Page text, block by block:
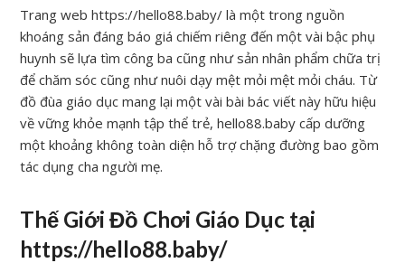
Trang web https://hello88.baby/ là một trong nguồn
khoáng sản đáng báo giá chiếm riêng đến một vài bậc phụ
huynh sẽ lựa tìm công ba cũng như sản nhân phẩm chữa trị
để chăm sóc cũng như nuôi dạy mệt mỏi mệt mỏi cháu. Từ
đồ đùa giáo dục mang lại một vài bài bác viết này hữu hiệu
về vững khỏe mạnh tập thể trẻ, hello88.baby cấp dưỡng
một khoảng không toàn diện hỗ trợ chặng đường bao gồm
tác dụng cha người mẹ.
Thế Giới Đồ Chơi Giáo Dục tại
https://hello88.baby/